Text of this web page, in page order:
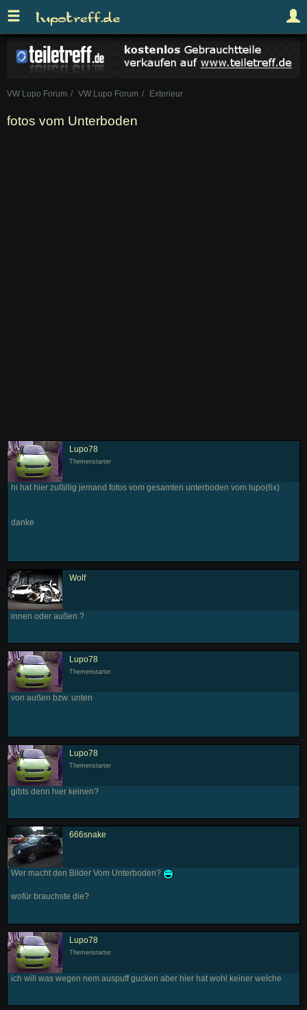
VW Lupo Forum VW Lupo Forum Exterieur
fotos vom Unterboden
Lupo78
Themenstarter
hi hat hier zufällig jemand fotos vom gesamten unterboden vom lupo(6x)
danke
Wolf
innen oder außen ?
Lupo78
Themenstarter
von außen bzw. unten
Lupo78
Themenstarter
gibts denn hier keinen?
666snake
Wer macht den Bilder Vom Unterboden?
wofür brauchste die?
Lupo78
Themenstarter
ich will was wegen nem auspuff gucken aber hier hat wohl keiner welche